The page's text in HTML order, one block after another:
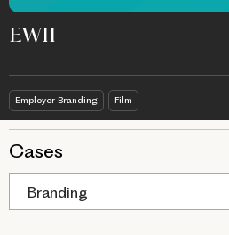
EWII
Employer Branding Film
Cases
Branding